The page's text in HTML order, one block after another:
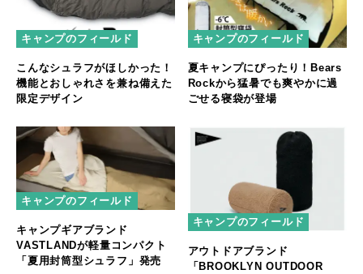
キャンプのフィールド
こんなシュラフがほしかった！
機能とおしゃれさを兼ね備えた
限定デザイン
キャンプのフィールド
夏キャンプにぴったり！Bears
Rockから猛暑でも爽やかに過
ごせる寝袋が登場
キャンプのフィールド
キャンプギアブランド
VASTLANDが軽量コンパクト
「夏用封筒型シュラフ」発売
キャンプのフィールド
アウトドアブランド
「BROOKLYN OUTDOOR